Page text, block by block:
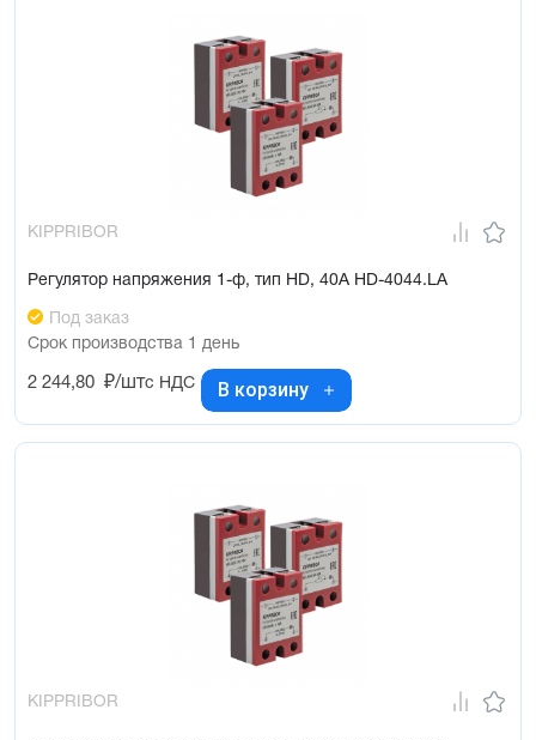
KIPPRIBOR
Регулятор напряжения 1-ф, тип HD, 40А HD-4044.LA
Под заказ
Срок производства 1 день
2 244,80 ₽/штс НДС В корзину
KIPPRIBOR